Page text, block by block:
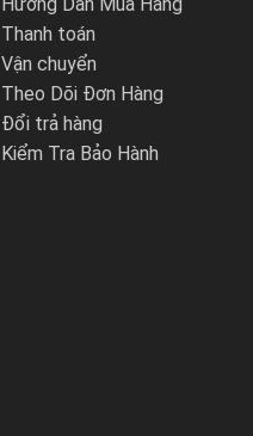
Thanh toán
Vận chuyển
Theo Dõi Đơn Hàng
Đổi trả hàng
Kiểm Tra Bảo Hành